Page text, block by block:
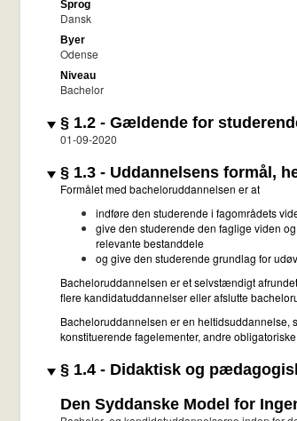
Sprog
Dansk
Byer
Odense
Niveau
Bachelor
§ 1.2 - Gældende for
01-09-2020
§ 1.3 - Uddannelsens formål,
Formålet med bacheloruddannelsen er at
indføre den studerende i fagområdets
give den studerende den faglige viden
relevante bestanddele
og give den studerende grundlag for
Bacheloruddannelsen er et selvstændigt
flere kandidatuddannelser eller afslutte
Bacheloruddannelsen er en heltidsuddannelse,
konstituerende fagelementer, andre
§ 1.4 - Didaktisk og
Den Syddanske Model for